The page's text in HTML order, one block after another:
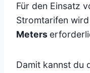
Für den Einsatz
Stromtarifen
Meters
Damit kannst du